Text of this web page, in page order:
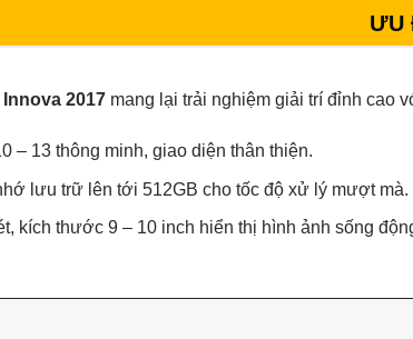
ƯU
2017 mang lại trải nghiệm giải trí đỉnh cao
– 13 thông minh, giao diện thân thiện.
lưu trữ lên tới 512GB cho tốc độ xử lý mượt mà.
kích thước 9 – 10 inch hiển thị hình ảnh sống